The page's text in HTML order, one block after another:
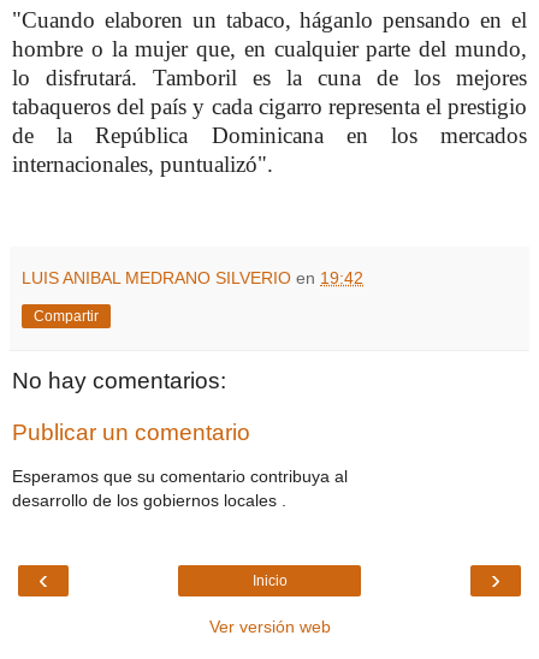
"Cuando elaboren un tabaco, háganlo pensando en el
hombre o la mujer que, en cualquier parte del mundo,
lo disfrutará. Tamboril es la cuna de los mejores
tabaqueros del país y cada cigarro representa el prestigio
de la República Dominicana en los mercados
internacionales, puntualizó".
LUIS ANIBAL MEDRANO SILVERIO en 19:42
Compartir
No hay comentarios:
Publicar un comentario
Esperamos que su comentario contribuya al
desarrollo de los gobiernos locales .
‹ ›
Inicio
Ver versión web